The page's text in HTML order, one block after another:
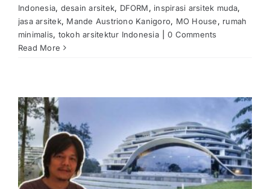
Indonesia, desain arsitek, DFORM, inspirasi arsitek muda,
jasa arsitek, Mande Austriono Kanigoro, MO House, rumah
minimalis, tokoh arsitektur Indonesia
0 Comments
Read More